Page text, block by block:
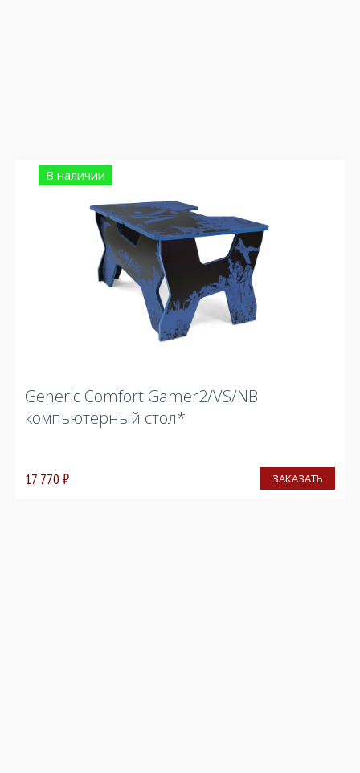
В наличии
Generic Comfort Gamer2/VS/NB
компьютерный стол*
17 770 ₽ ЗАКАЗАТЬ